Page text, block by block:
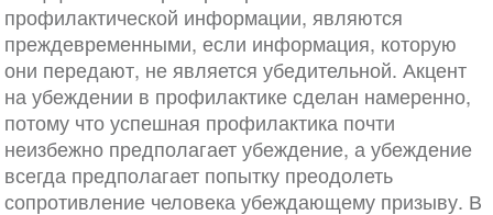
профилактической информации, являются
преждевременными, если информация, которую
они передают, не является убедительной. Акцент
на убеждении в профилактике сделан намеренно,
потому что успешная профилактика почти
неизбежно предполагает убеждение, а убеждение
всегда предполагает попытку преодолеть
сопротивление человека убеждающему призыву. В